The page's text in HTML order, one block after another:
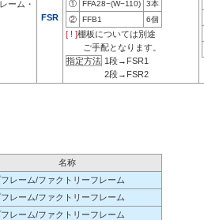
ーム・
FSR
① FFA28−(W−110)
3本
②
FFB1 6個
[ ! ]棚板については別途
ご手配となります。
指定方法 1段→FSR1
2段→FSR2
名称
レーム/ファクトリーフレーム
レーム/ファクトリーフレーム
レーム/ファクトリーフレーム